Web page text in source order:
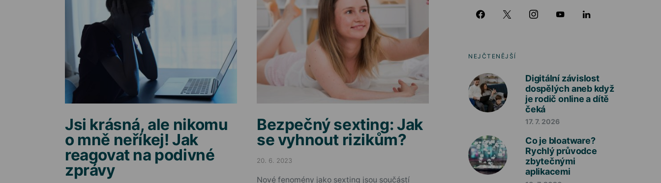
Jsi krásná, ale nikomu
o mně neříkej! Jak
reagovat na podivné
zprávy
Bezpečný sexting: Jak
se vyhnout rizikům?
Posted on
20. 6. 2023
Nové fenomény jako sexting jsou součástí
NEJČTENĚJŠÍ
Digitální závislost
dospělých aneb když
je rodič online a dítě
čeká
17. 7. 2026
Co je bloatware?
Rychlý průvodce
zbytečnými
aplikacemi